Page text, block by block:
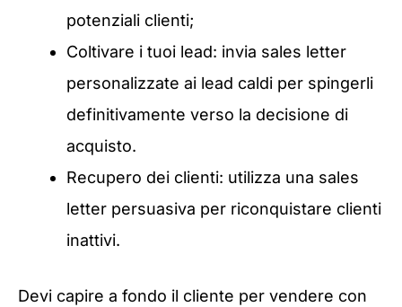
potenziali clienti;
Coltivare i tuoi lead: invia sales letter
personalizzate ai lead caldi per spingerli
definitivamente verso la decisione di
acquisto.
Recupero dei clienti: utilizza una sales
letter persuasiva per riconquistare clienti
inattivi.
Devi capire a fondo il cliente per vendere con